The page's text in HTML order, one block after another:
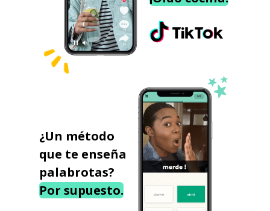
¿Un método
que te enseña
palabrotas?
Por supuesto.